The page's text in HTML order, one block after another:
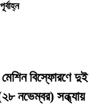
মেশিন বিস্ফোরণে দুই
নভেম্বর) সন্ধ্যায়